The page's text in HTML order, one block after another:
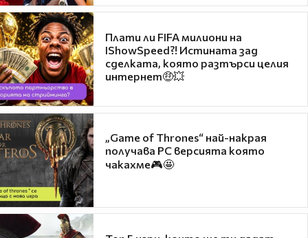
Плати ли FIFA милиони на
IShowSpeed?! Истината зад
сделката, която разтърси целия
интернет🤑💥
„Game of Thrones“ най-накрая
получава PC версията която
чакахме🎮🤩